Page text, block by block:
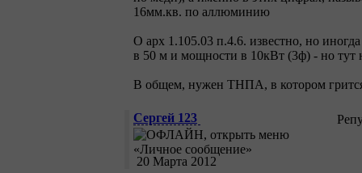
16мм.кв. по аллюминию
О арх 1.105.03 п.4.6. известно, но
в 50 м и мощности в 10кВт (3ф) - но тут
В общем, нужен ТНПА, в котором
Сергей 123
20 Марта 2012